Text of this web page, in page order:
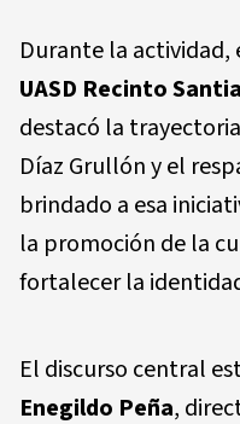
Durante la actividad,
UASD Recinto
destacó la
Díaz Grullón y el
brindado a esa
la promoción de la
fortalecer la
El discurso central
Enegildo Peña,